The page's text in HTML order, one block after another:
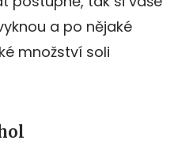
a po nějaké
množství soli